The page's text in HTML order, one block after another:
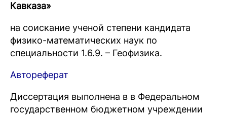
Кавказа»
на соискание ученой степени кандидата
физико-математических наук по
специальности 1.6.9. – Геофизика.
Автореферат
Диссертация выполнена в в Федеральном
государственном бюджетном учреждении